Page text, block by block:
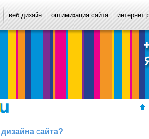
веб дизайн оптимизация сайта интернет
сайта?